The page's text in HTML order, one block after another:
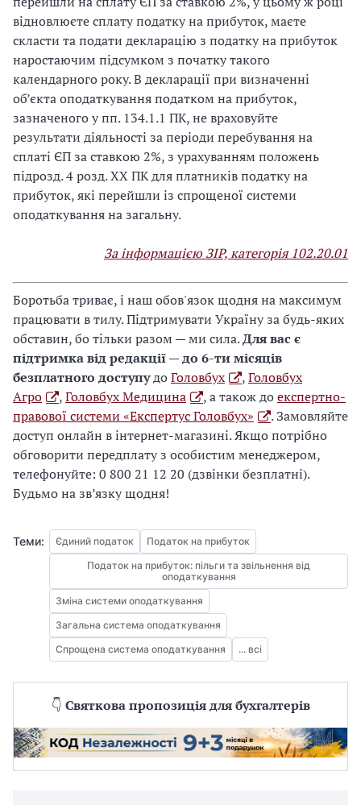
відновлюєте сплату податку на прибуток, маєте
скласти та подати декларацію з податку на прибуток
наростаючим підсумком з початку такого
календарного року. В декларації при визначенні
об’єкта оподаткування податком на прибуток,
зазначеного у пп. 134.1.1 ПК, не враховуйте
результати діяльності за періоди перебування на
сплаті ЄП за ставкою 2%, з урахуванням положень
підрозд. 4 розд. ХХ ПК для платників податку на
прибуток, які перейшли із спрощеної системи
оподаткування на загальну.
За інформацією ЗІР, категорія 102.20.01
Боротьба триває, і наш обов'язок щодня на максимум
працювати в тилу. Підтримувати Україну за будь-яких
обставин, бо тільки разом — ми сила.Для вас є
підтримка від редакції — до 6-ти місяців
безплатного доступудоГоловбух ,Головбух
Агро
,Головбух Медицина , а також доекспертно-
правової системи «Експертус Головбух»
. Замовляйте
доступ онлайн в інтернет-магазині. Якщо потрібно
обговорити передплату з особистим менеджером,
телефонуйте: 0 800 21 12 20 (дзвінки безплатні).
Будьмо на зв’язку щодня!
Теми: Єдиний податок
Податок на прибуток
Податок на прибуток: пільги та звільнення від
оподаткування
Зміна системи оподаткування
Загальна система оподаткування
Спрощена система оподаткування
... всі
👇 Святкова пропозиція для бухгалтерів